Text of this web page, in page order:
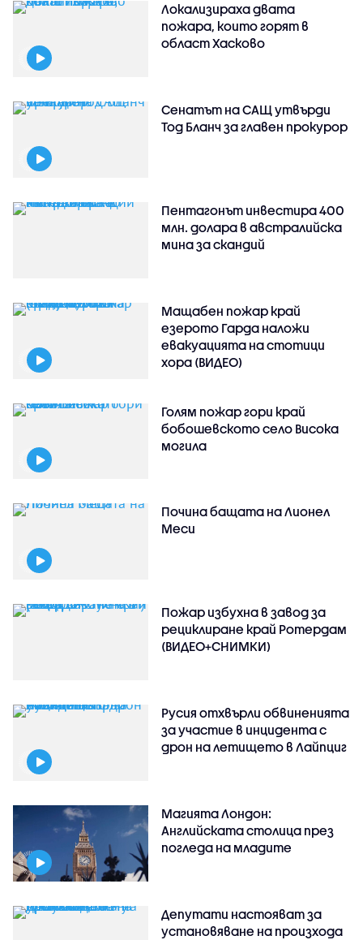
Локализираха двата
пожара, които горят в
област Хасково
Сенатът на САЩ утвърди
Тод Бланч за главен прокурор
Пентагонът инвестира 400
млн. долара в австралийска
мина за скандий
Мащабен пожар край
езерото Гарда наложи
евакуацията на стотици
хора (ВИДЕО)
Голям пожар гори край
бобошевското село Висока
могила
Почина бащата на Лионел
Меси
Пожар избухна в завод за
рециклиране край Ротердам
(ВИДЕО+СНИМКИ)
Русия отхвърли обвиненията
за участие в инцидента с
дрон на летището в Лайпциг
Магията Лондон:
Английската столица през
погледа на младите
Депутати настояват за
установяване на произхода